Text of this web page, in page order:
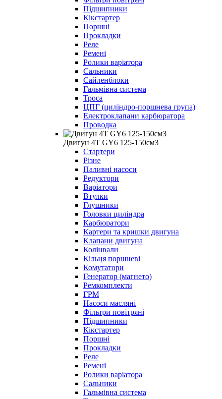
Підшипники
Кікстартер
Поршні
Прокладки
Реле
Ремені
Ролики варіатора
Сальники
Сайленблоки
Гальмівна система
Троса
ЦПГ (циліндро-поршнева група)
Електроклапани карбюратора
Проводка
Двигун 4Т GY6 125-150см3
Стартери
Різне
Паливні насоси
Редуктори
Варіатори
Втулки
Глушники
Головки циліндра
Карбюратори
Картери та кришки двигуна
Клапани двигуна
Колінвали
Кільця поршневі
Комутатори
Генератор (магнето)
Ремкомплекти
ГРМ
Насоси масляні
Фільтри повітряні
Підшипники
Кікстартер
Поршні
Прокладки
Реле
Ремені
Ролики варіатора
Сальники
Гальмівна система